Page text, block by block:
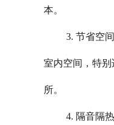
本。
3. 节省空
室内空间，特
所。
4. 隔音隔